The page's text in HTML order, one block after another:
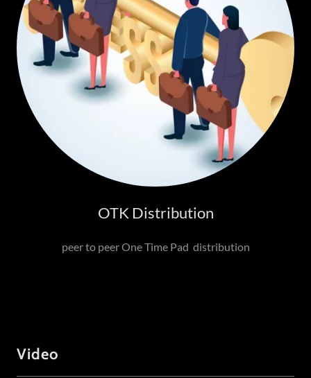
OTK Distribution
peer to peer One Time Pad distribution
Video